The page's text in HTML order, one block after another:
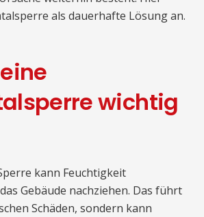
als dauerhafte Lösung an.
wichtig
kann Feuchtigkeit
Gebäude nachziehen. Das führt
Schäden, sondern kann